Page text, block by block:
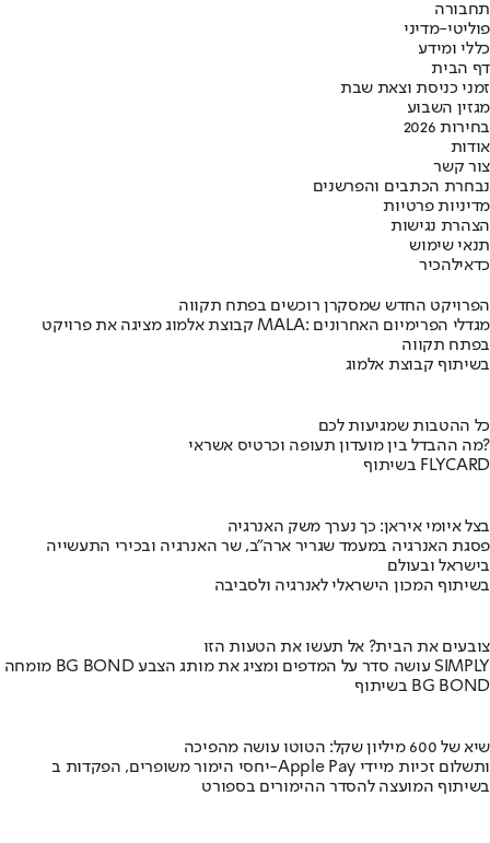
תחבורה
פוליטי-מדיני
כללי ומידע
דף הבית
זמני כניסת וצאת שבת
מגזין השבוע
בחירות 2026
אודות
צור קשר
נבחרת הכתבים והפרשנים
מדיניות פרטיות
הצהרת נגישות
תנאי שימוש
כדאילהכיר
הפרויקט החדש שמסקרן רוכשים בפתח תקווה
קבוצת אלמוג מציגה את פרויקט MALA: מגדלי הפרימיום האחרונים
בפתח תקווה
בשיתוף קבוצת אלמוג
כל ההטבות שמגיעות לכם
מה ההבדל בין מועדון תעופה וכרטיס אשראי?
בשיתוף FLYCARD
בצל איומי איראן: כך נערך משק האנרגיה
פסגת האנרגיה במעמד שגריר ארה"ב, שר האנרגיה ובכירי התעשייה
בישראל ובעולם
בשיתוף המכון הישראלי לאנרגיה ולסביבה
צובעים את הבית? אל תעשו את הטעות הזו
מומחה BG BOND עושה סדר על המדפים ומציג את מותג הצבע SIMPLY
בשיתוף BG BOND
שיא של 600 מיליון שקל: הטוטו עושה מהפיכה
יחסי הימור משופרים, הפקדות ב-Apple Pay ותשלום זכיות מיידי
בשיתוף המועצה להסדר ההימורים בספורט